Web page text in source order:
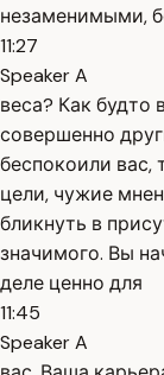
незаменимыми,
11:27
Speaker A
веса? Как будто
совершенно
беспокоили вас,
цели, чужие
бликнуть в
значимого. Вы
деле ценно для
11:45
Speaker A